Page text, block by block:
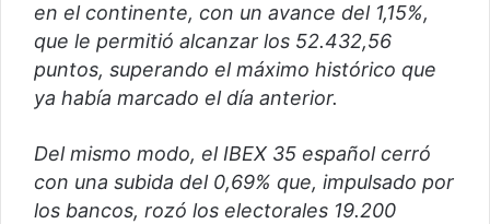
en el continente, con un avance del 1,15%,
que le permitió alcanzar los 52.432,56
puntos, superando el máximo histórico que
ya había marcado el día anterior.
Del mismo modo, el IBEX 35 español cerró
con una subida del 0,69% que, impulsado por
los bancos, rozó los electorales 19.200